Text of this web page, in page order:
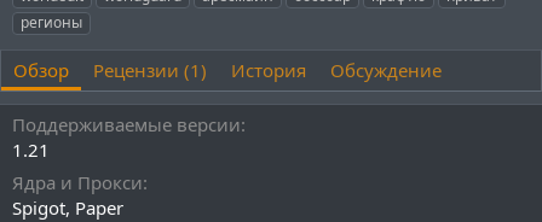
т
о
р
т
с
о
з
д
г
регионы
Обзор Рецензии (1) История Обсуждение
Поддерживаемые версии
1.21
Ядра и Прокси
Spigot Paper